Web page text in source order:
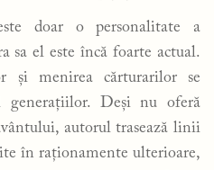
doar o personalitate a
sa el este încă foarte actual.
și menirea cărturarilor se
generațiilor. Deși nu oferă
autorul trasează linii
în raționamente ulterioare,